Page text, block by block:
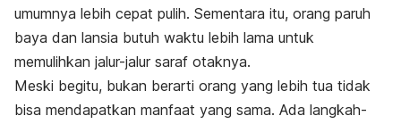
umumnya lebih cepat pulih. Sementara itu, orang paruh
baya dan lansia butuh waktu lebih lama untuk
memulihkan jalur-jalur saraf otaknya.
Meski begitu, bukan berarti orang yang lebih tua tidak
bisa mendapatkan manfaat yang sama. Ada langkah-